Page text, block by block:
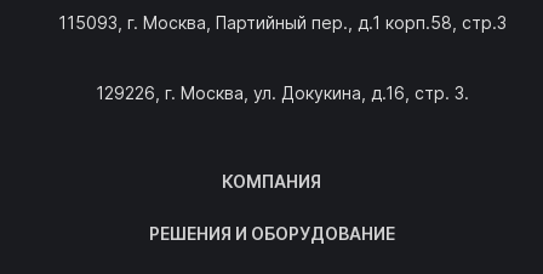
115093, г. Москва, Партийный пер., д.1 корп.58, стр.3
129226, г. Москва, ул. Докукина, д.16, стр. 3.
КОМПАНИЯ
РЕШЕНИЯ И ОБОРУДОВАНИЕ